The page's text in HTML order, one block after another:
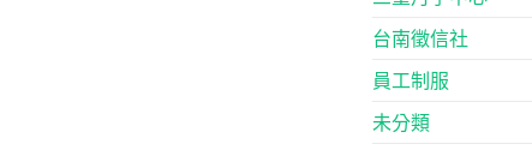
台南徵信社
員工制服
未分類